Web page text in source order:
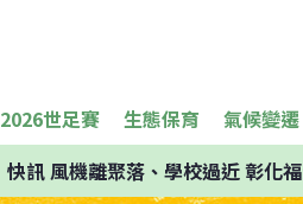
2026世足賽 生態保育 氣候變遷
快訊風機離聚落、學校過近 彰化